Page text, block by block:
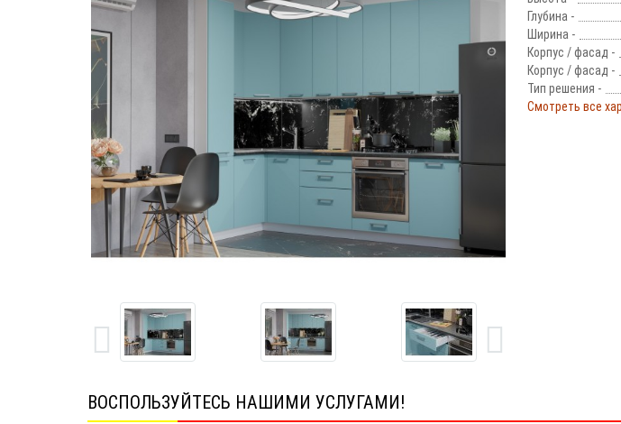
Глубина -
Ширина -
Корпус / фасад -
Корпус / фасад -
Тип решения -
Смотреть все
ВОСПОЛЬЗУЙТЕСЬ НАШИМИ УСЛУГАМИ!